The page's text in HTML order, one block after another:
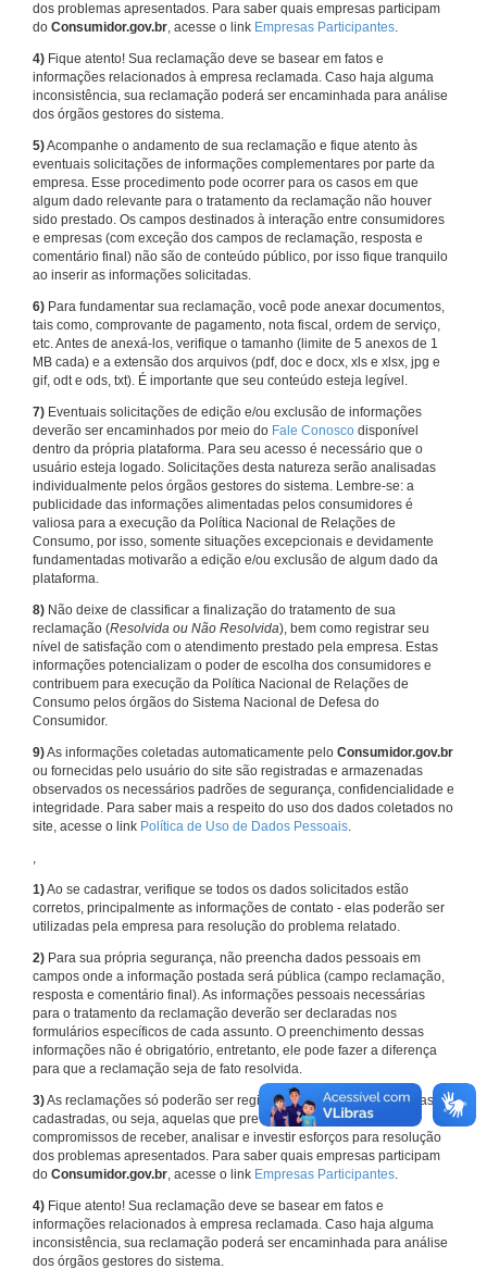
dos problemas apresentados. Para saber quais empresas participam
do Consumidor.gov.br, acesse o link Empresas Participantes.
4) Fique atento! Sua reclamação deve se basear em fatos e
informações relacionados à empresa reclamada. Caso haja alguma
inconsistência, sua reclamação poderá ser encaminhada para análise
dos órgãos gestores do sistema.
5)Acompanhe o andamento de sua reclamação e fique atento às
eventuais solicitações de informações complementares por parte da
empresa. Esse procedimento pode ocorrer para os casos em que
algum dado relevante para o tratamento da reclamação não houver
sido prestado. Os campos destinados à interação entre consumidores
e empresas (com exceção dos campos de reclamação, resposta e
comentário final) não são de conteúdo público, por isso fique tranquilo
ao inserir as informações solicitadas.
6) Para fundamentar sua reclamação, você pode anexar documentos,
tais como, comprovante de pagamento, nota fiscal, ordem de serviço,
etc. Antes de anexá-los, verifique o tamanho (limite de 5 anexos de 1
MB cada) e a extensão dos arquivos (pdf, doc e docx, xls e xlsx, jpg e
gif, odt e ods, txt). É importante que seu conteúdo esteja legível.
7) Eventuais solicitações de edição e/ou exclusão de informações
deverão ser encaminhados por meio do Fale Conosco disponível
dentro da própria plataforma. Para seu acesso é necessário que o
usuário esteja logado. Solicitações desta natureza serão analisadas
individualmente pelos órgãos gestores do sistema. Lembre-se: a
publicidade das informações alimentadas pelos consumidores é
valiosa para a execução da Política Nacional de Relações de
Consumo, por isso, somente situações excepcionais e devidamente
fundamentadas motivarão a edição e/ou exclusão de algum dado da
plataforma.
8) Não deixe de classificar a finalização do tratamento de sua
reclamação (Resolvida ou Não Resolvida), bem como registrar seu
nível de satisfação com o atendimento prestado pela empresa. Estas
informações potencializam o poder de escolha dos consumidores e
contribuem para execução da Política Nacional de Relações de
Consumo pelos órgãos do Sistema Nacional de Defesa do
Consumidor.
9)As informações coletadas automaticamente pelo Consumidor.gov.br
ou fornecidas pelo usuário do site são registradas e armazenadas
observados os necessários padrões de segurança, confidencialidade e
integridade. Para saber mais a respeito do uso dos dados coletados no
site, acesse o link Política de Uso de Dados Pessoais.
,
1)Ao se cadastrar, verifique se todos os dados solicitados estão
corretos, principalmente as informações de contato - elas poderão ser
utilizadas pela empresa para resolução do problema relatado.
2) Para sua própria segurança, não preencha dados pessoais em
campos onde a informação postada será pública (campo reclamação,
resposta e comentário final). As informações pessoais necessárias
para o tratamento da reclamação deverão ser declaradas nos
formulários específicos de cada assunto. O preenchimento dessas
informações não é obrigatório, entretanto, ele pode fazer a diferença
para que a reclamação seja de fato resolvida.
3)As reclamações só poderão ser registradas em face de empresas
cadastradas, ou seja, aquelas que previamente assumiram
compromissos de receber, analisar e investir esforços para resolução
dos problemas apresentados. Para saber quais empresas participam
do Consumidor.gov.br, acesse o link Empresas Participantes.
4) Fique atento! Sua reclamação deve se basear em fatos e
informações relacionados à empresa reclamada. Caso haja alguma
inconsistência, sua reclamação poderá ser encaminhada para análise
dos órgãos gestores do sistema.